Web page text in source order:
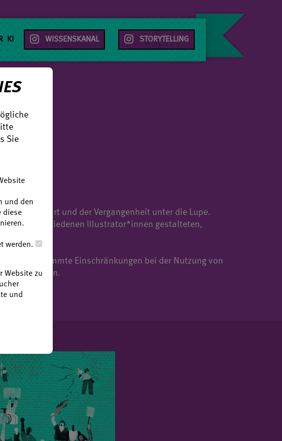
KI ⠀WISSENSKANAL ⠀STORYTELLING
Sie
und den
diese
werden.
Website zu
und
Gegenwart und der Vergangenheit unter die Lupe.
von verschiedenen Illustrator*innen gestalteten,
und bestimmte Einschränkungen bei der Nutzung von
Bildcaption.